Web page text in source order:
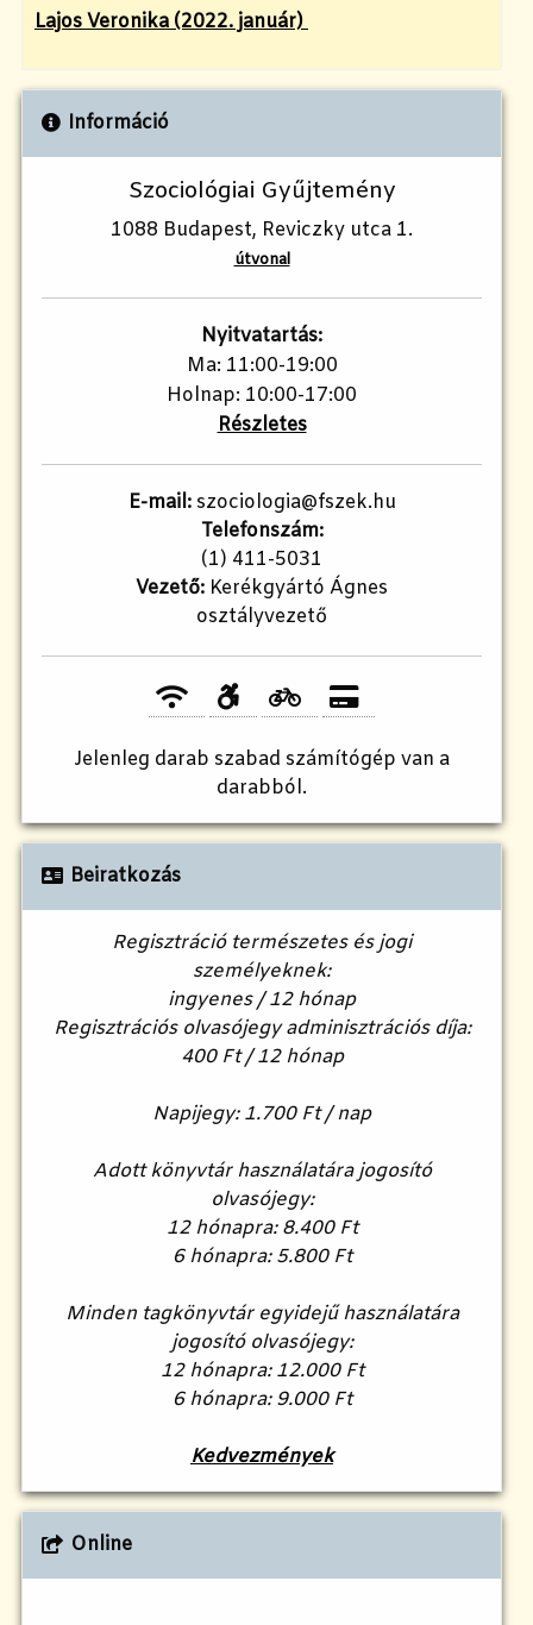
Lajos Veronika (2022. január)
Információ
Szociológiai Gyűjtemény
1088 Budapest, Reviczky utca 1.
útvonal
Nyitvatartás:
Ma: 11:00-19:00
Holnap: 10:00-17:00
Részletes
E-mail:szociologia@fszek.hu
Telefonszám:
(1) 411-5031
Vezető: Kerékgyártó Ágnes
osztályvezető
Jelenleg darab szabad számítógép van a
darabból.
Beiratkozás
Regisztráció természetes és jogi
személyeknek:
ingyenes / 12 hónap
Regisztrációs olvasójegy adminisztrációs díja:
400 Ft / 12 hónap
Napijegy: 1.700 Ft / nap
Adott könyvtár használatára jogosító
olvasójegy:
12 hónapra: 8.400 Ft
6 hónapra: 5.800 Ft
Minden tagkönyvtár egyidejű használatára
jogosító olvasójegy:
12 hónapra: 12.000 Ft
6 hónapra: 9.000 Ft
Kedvezmények
Online